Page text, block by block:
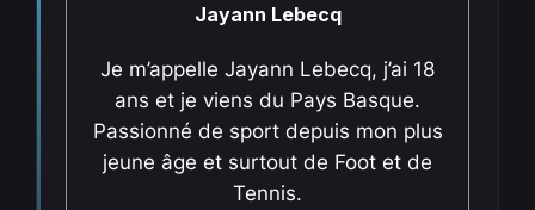
Jayann Lebecq
Je m’appelle Jayann Lebecq, j’ai 18
ans et je viens du Pays Basque.
Passionné de sport depuis mon plus
jeune âge et surtout de Foot et de
Tennis.